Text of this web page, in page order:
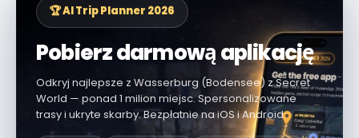
🏆 AI Trip Planner 2026
Pobierz darmową aplikację
Odkryj najlepsze z Wasserburg (Bodensee) z Secret
World — ponad 1 milion miejsc. Spersonalizowane
trasy i ukryte skarby. Bezpłatnie na iOS i Android.